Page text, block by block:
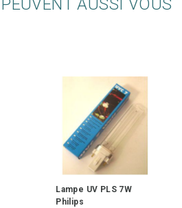
Lampe UV PLS 7W
Philips